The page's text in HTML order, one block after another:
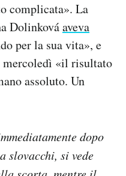
complicata». La
Dolinkováaveva
per la sua vita», e
mercoledì «il risultato
assoluto. Un
dopo
slovacchi, si vede